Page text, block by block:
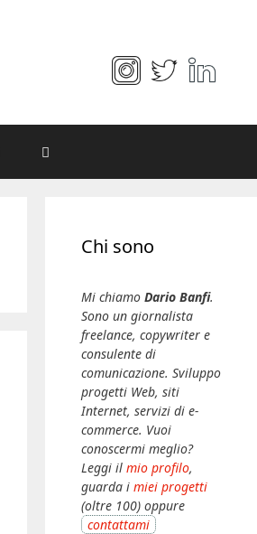
Chi sono
Mi chiamo Dario Banfi.
Sono un giornalista
freelance, copywriter e
consulente di
comunicazione. Sviluppo
progetti Web, siti
Internet, servizi di e-
commerce. Vuoi
conoscermi meglio?
Leggi il mio profilo,
guarda i miei progetti
(oltre 100) oppure
contattami